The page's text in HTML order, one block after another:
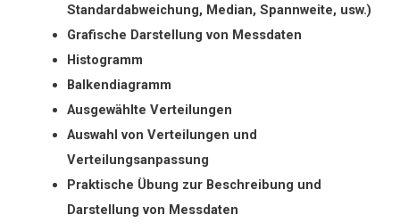
Standardabweichung, Median, Spannweite, usw.)
Grafische Darstellung von Messdaten
Histogramm
Balkendiagramm
Ausgewählte Verteilungen
Auswahl von Verteilungen und
Verteilungsanpassung
Praktische Übung zur Beschreibung und
Darstellung von Messdaten